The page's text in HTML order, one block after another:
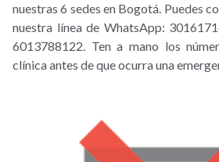
nuestras 6 sedes en Bogotá. Puedes
nuestra línea de WhatsApp:
6013788122. Ten a mano los
clínica antes de que ocurra una